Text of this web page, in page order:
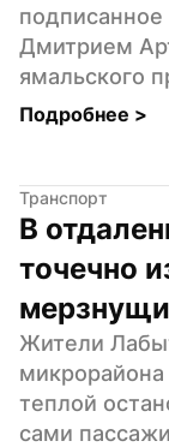
подписанное
Дмитрием
ямальского
Подробнее >
Транспорт
В
точечно
Жители
теплой
сами